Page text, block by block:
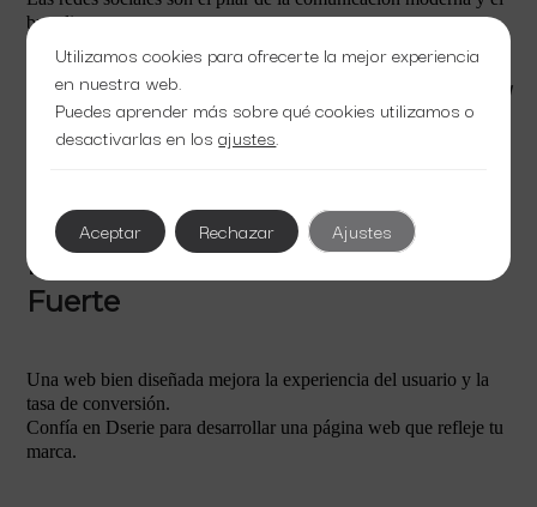
branding.
Dserie optimiza tus redes sociales para maximizar el
engagement y seguidores.
efectiva y moderna.
El Valor de una Presencia Online
Fuerte
Una web bien diseñada mejora la experiencia del usuario y la
tasa de conversión.
Confía en Dserie para desarrollar una página web que refleje tu
marca.
Utilizamos cookies para ofrecerte la mejor experiencia
en nuestra web.
Puedes aprender más sobre qué cookies utilizamos o
desactivarlas en losajustes
Aceptar Rechazar Ajustes